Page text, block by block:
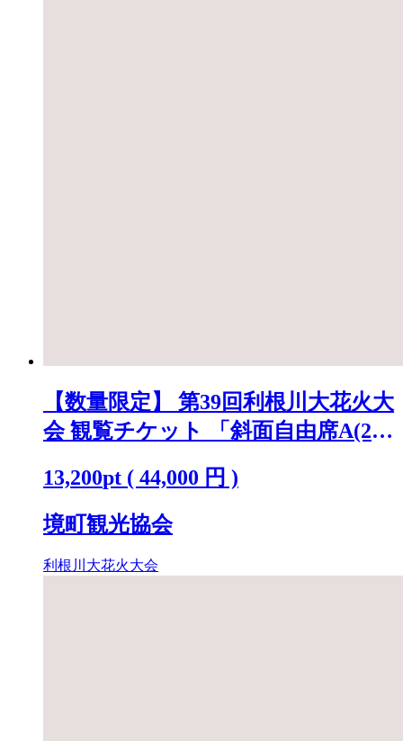
【数量限定】 第39回利根川大花火大
会 観覧チケット 「斜面自由席A(2
13,200pt ( 44,000 円 )
境町観光協会
利根川大花火大会